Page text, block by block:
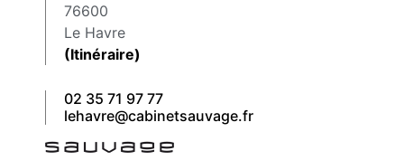
76600
Le Havre
(Itinéraire)
02 35 71 97 77
lehavre@cabinetsauvage.fr